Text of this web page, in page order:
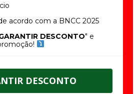
acordo com a BNCC 2025
DESCONTO" e
DESCONTO